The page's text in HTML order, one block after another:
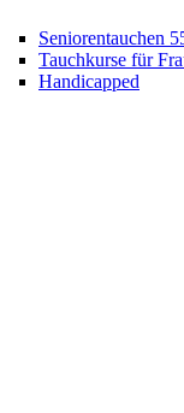
Seniorentauchen
Tauchkurse für
Handicapped